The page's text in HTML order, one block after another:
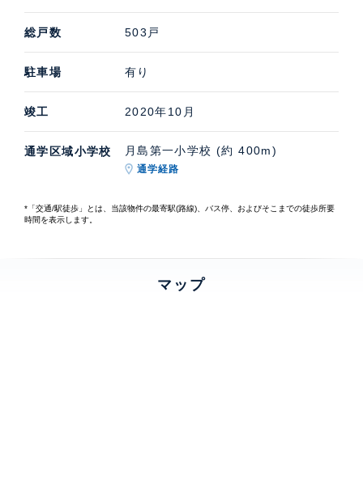
総戸数 503戸
駐車場 有り
竣工 2020年10月
通学区域小学校 月島第一小学校 (約 400m)
通学経路
*「交通/駅徒歩」とは、当該物件の最寄駅(路線)、バス停、およびそこまでの徒歩所要
時間を表示します。
マップ